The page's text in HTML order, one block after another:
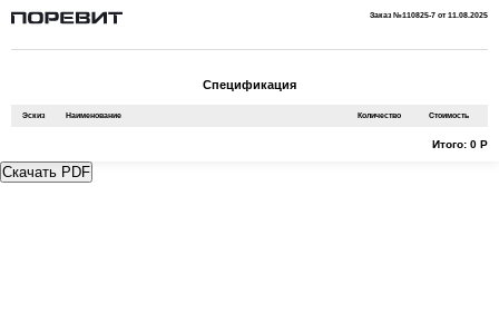
Заказ №110825-7 от 11.08.2025
Спецификация
Эскиз Наименование Количество Стоимость
Итого: 0 Р
Скачать PDF